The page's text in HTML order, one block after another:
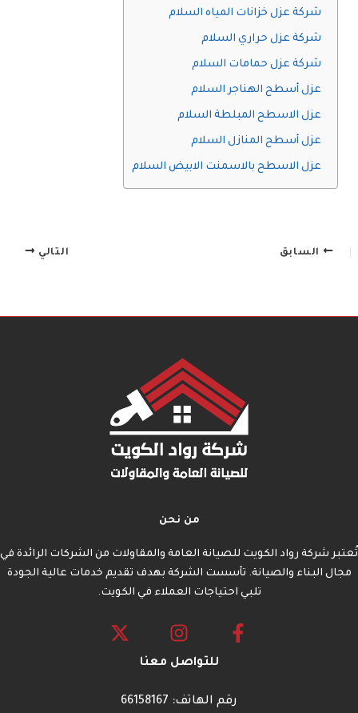
شركة عزل خزانات المياه السلام
شركة عزل حراري السلام
شركة عزل حمامات السلام
عزل أسطح الهناجر السلام
عزل الاسطح المبلطة السلام
عزل أسطح المنازل السلام
عزل الاسطح بالاسمنت الابيض السلام
السابق التالي
من نحن
تُعتبر شركة رواد الكويت للصيانة العامة والمقاولات من الشركات الرائدة في
مجال البناء والصيانة. تأسست الشركة بهدف تقديم خدمات عالية الجودة
تلبي احتياجات العملاء في الكويت.
للتواصل معنا
رقم الهاتف: 66158167